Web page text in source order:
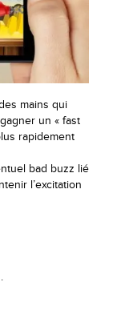
mains qui
un « fast
rapidement
bad buzz lié
l’excitation